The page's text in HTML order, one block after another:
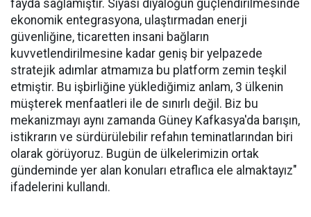
fayda sağlamıştır. Siyasi diyaloğun güçlendirilmesinde
ekonomik entegrasyona, ulaştırmadan enerji
güvenliğine, ticaretten insani bağların
kuvvetlendirilmesine kadar geniş bir yelpazede
stratejik adımlar atmamıza bu platform zemin teşkil
etmiştir. Bu işbirliğine yüklediğimiz anlam, 3 ülkenin
müşterek menfaatleri ile de sınırlı değil. Biz bu
mekanizmayı aynı zamanda Güney Kafkasya'da barışın,
istikrarın ve sürdürülebilir refahın teminatlarından biri
olarak görüyoruz. Bugün de ülkelerimizin ortak
gündeminde yer alan konuları etraflıca ele almaktayız"
ifadelerini kullandı.